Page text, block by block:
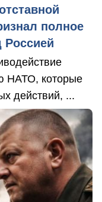
полное
Россией
НАТО, которые
действий, ...